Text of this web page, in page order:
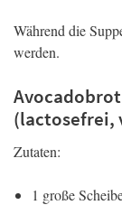
Während die
werden.
(lactosefrei,
Zutaten:
1 große